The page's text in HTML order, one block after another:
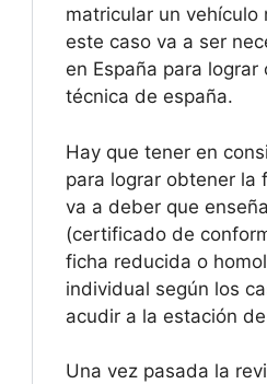
matricular un vehículo
este caso va a ser
en España para lograr
técnica de españa.
Hay que tener en
para lograr obtener la
va a deber que
(certificado de
ficha reducida o
individual según los
acudir a la estación
Una vez pasada la